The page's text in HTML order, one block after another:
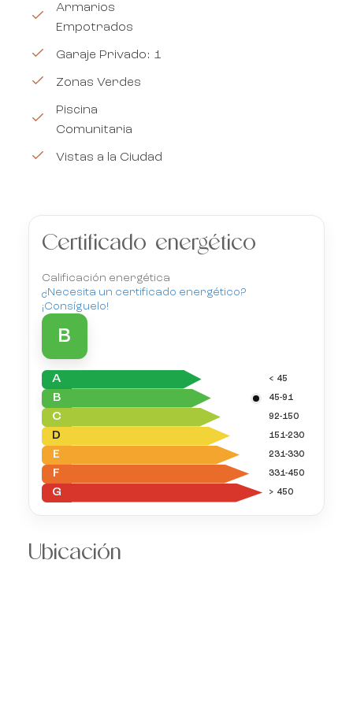
Armarios
Empotrados
Garaje Privado: 1
Zonas Verdes
Piscina
Comunitaria
Vistas a la Ciudad
Certificado energético
Calificación energética
¿Necesita un certificado energético?
¡Consíguelo!
B
A < 45
B 45-91
C 92-150
D 151-230
E 231-330
F 331-450
G > 450
Ubicación